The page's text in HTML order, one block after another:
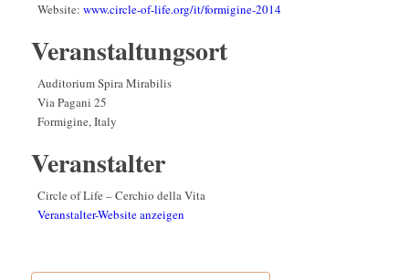
Website: www.circle-of-life.org/it/formigine-2014
Veranstaltungsort
Auditorium Spira Mirabilis
Via Pagani 25
Formigine,Italy
Veranstalter
Circle of Life – Cerchio della Vita
Veranstalter-Website anzeigen